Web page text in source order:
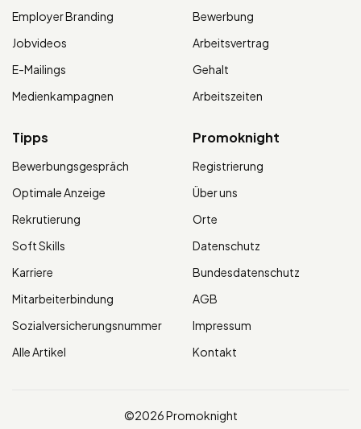
Employer Branding
Jobvideos
E-Mailings
Medienkampagnen
Bewerbung
Arbeitsvertrag
Gehalt
Arbeitszeiten
Tipps
Bewerbungsgespräch
Optimale Anzeige
Rekrutierung
Soft Skills
Karriere
Mitarbeiterbindung
Sozialversicherungsnummer
Alle Artikel
Promoknight
Registrierung
Über uns
Orte
Datenschutz
Bundesdatenschutz
AGB
Impressum
Kontakt
©2026 Promoknight